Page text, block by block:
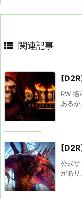
 関連記事
RW 揺
ある
公式サ
があ